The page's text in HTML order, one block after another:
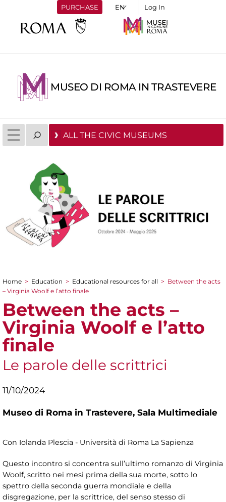
PURCHASE Log In
MUSEO DI ROMA IN TRASTEVERE
ALL THE CIVIC MUSEUMS
You are here
Home > Education > Educational resources for all > Between the acts
– Virginia Woolf e l’atto finale
Between the acts –
Virginia Woolf e l’atto
finale
Le parole delle scrittrici
11/10/2024
Museo di Roma in Trastevere, Sala Multimediale
Con Iolanda Plescia - Università di Roma La Sapienza
Questo incontro si concentra sull’ultimo romanzo di Virginia
Woolf, scritto nei mesi prima della sua morte, sotto lo
spettro della seconda guerra mondiale e della
disgregazione, per la scrittrice, del senso stesso di